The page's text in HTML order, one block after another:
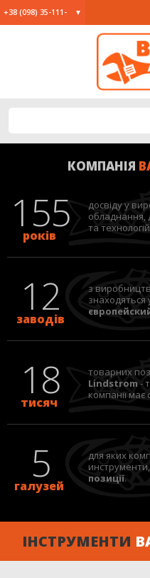
+38 (098) 35-111-
КОМПАНІЯ
155
років
досвіду у
обладнання,
та
12
заводів
з
знаходяться
18
тисяч
товарних
Lindstrom -
компанії має
5
галузей
для яких
позиції.
ІНСТРУМЕНТИ